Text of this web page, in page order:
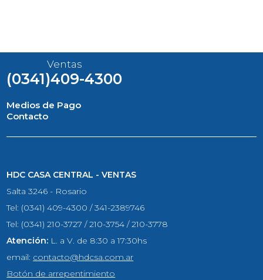
Ventas
(0341)409-4300
Medios de Pago
Contacto
HDC CASA CENTRAL - VENTAS
Salta 3246 - Rosario
Tel: (0341) 409-4300 / 341-2389746
Tel: (0341) 210-3727 / 210-3754 / 210-3778
Atención: L. a V. de 8:30 a 17:30hs
email: contacto@hdcsa.com.ar
Botón de arrepentimiento